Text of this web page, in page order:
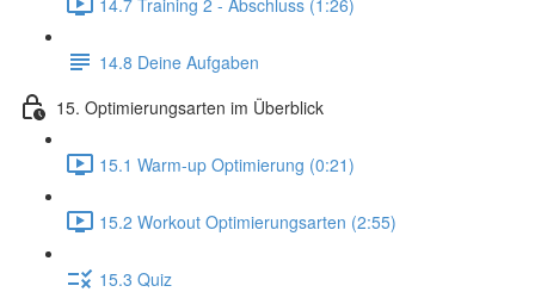
14.8 Deine Aufgaben
15. Optimierungsarten im Überblick
15.1 Warm-up Optimierung (0:21)
15.2 Workout Optimierungsarten (2:55)
15.3 Quiz